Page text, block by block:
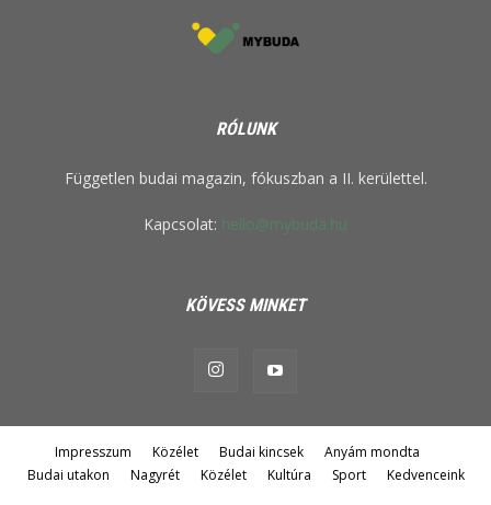
RÓLUNK
Független budai magazin, fókuszban a II. kerülettel.
Kapcsolat: hello@mybuda.hu
KÖVESS MINKET
Impresszum Közélet Budai kincsek
Anyám mondta
Budai utakon
Nagyrét Közélet Kultúra Sport Kedvenceink